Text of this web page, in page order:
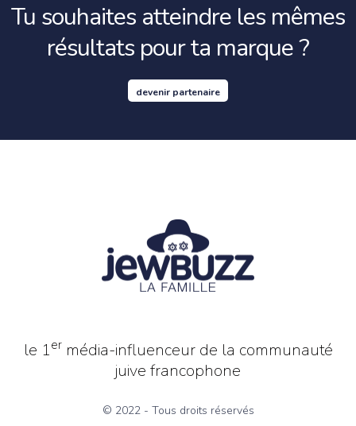
Tu souhaites atteindre les mêmes
résultats pour ta marque ?
devenir partenaire
le 1ermédia-influenceur de la communauté
juive francophone
© 2022 - Tous droits réservés